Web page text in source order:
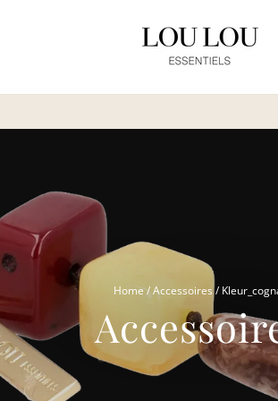
Translation
Home / Accessoires /